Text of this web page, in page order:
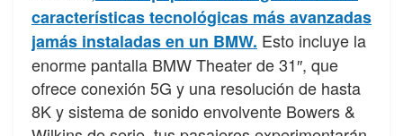
características tecnológicas más avanzadas
jamás instaladas en un BMW. Esto incluye la
enorme pantalla BMW Theater de 31″, que
ofrece conexión 5G y una resolución de hasta
8K y sistema de sonido envolvente Bowers &